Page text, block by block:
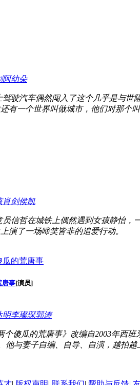
阿幼朵
驾驶汽车偶然闯入了这个几乎是与
有一个世界叫做城市，他们对那
肖剑侯凯
员信哲在城铁上偶然遇到女孩静怡
演了一场啼笑皆非的追爱行动。
唐事[演员]
明李璨琛郭涛
个傻瓜的荒唐事》改编自2003年西
他与妻子自编、自导、自演，越拍